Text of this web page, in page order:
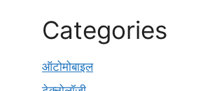
Categories
ऑटोमोबाइल